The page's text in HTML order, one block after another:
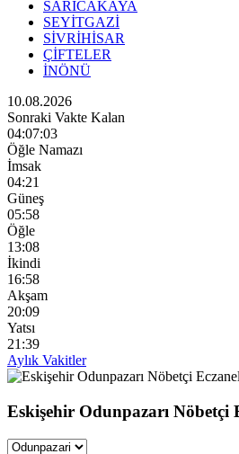
SARICAKAYA
SEYİTGAZİ
SİVRİHİSAR
ÇİFTELER
İNÖNÜ
10.08.2026
Sonraki Vakte Kalan
04:07:02
Öğle Namazı
İmsak
04:21
Güneş
05:58
Öğle
13:08
İkindi
16:58
Akşam
20:09
Yatsı
21:39
Aylık Vakitler
Eskişehir Odunpazarı Nöbetçi